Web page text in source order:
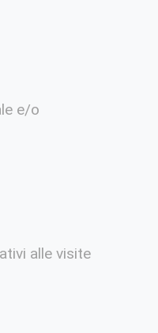
e/o
alle visite